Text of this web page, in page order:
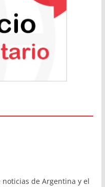
de Argentina y el